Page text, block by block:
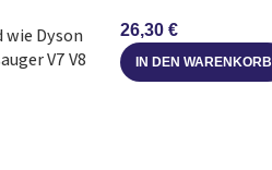
wie Dyson
V7 V8
26,30 €
IN DEN WARENKORB